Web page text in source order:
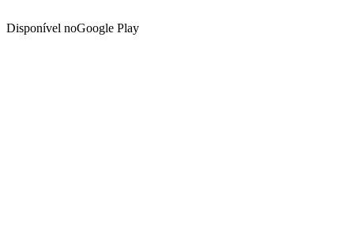
Disponível noGoogle Play